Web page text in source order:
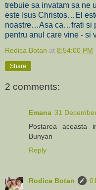
trebuie sa invatam sa ne
este Isus Christos…El
noastre…Asa ca…frati si
pentru anul care vine - si
Rodica Botan at 8:54:00 PM
Share
2 comments:
Emana 31
Postarea aceasta
Bunyan
Reply
Rodica Botan